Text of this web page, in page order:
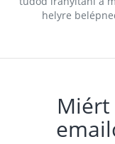
helyre
Miért